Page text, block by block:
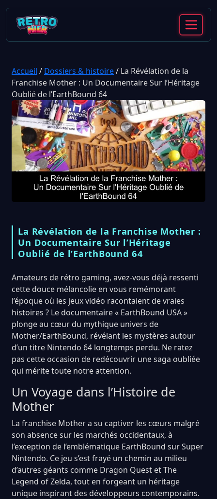
Accueil / Dossiers & histoire/ La Révélation de la
Franchise Mother : Un Documentaire Sur l’Héritage
Oublié de l’EarthBound 64
La Révélation de la Franchise Mother :
Un Documentaire Sur l’Héritage
Oublié de l’EarthBound 64
Amateurs de rétro gaming, avez-vous déjà ressenti
cette douce mélancolie en vous remémorant
l’époque où les jeux vidéo racontaient de vraies
histoires ? Le documentaire « EarthBound USA »
plonge au cœur du mythique univers de
Mother/EarthBound, révélant les mystères autour
d’un titre Nintendo 64 longtemps perdu. Ne ratez
pas cette occasion de redécouvrir une saga oubliée
qui mérite toute notre attention.
Un Voyage dans l’Histoire de
Mother
La franchise Mother a su captiver les cœurs malgré
son absence sur les marchés occidentaux, à
l’exception de l’emblématique EarthBound sur Super
Nintendo. Ce jeu s’est frayé un chemin au milieu
d’autres géants comme Dragon Quest et The
Legend of Zelda, tout en forgeant un héritage
unique inspirant des développeurs contemporains.